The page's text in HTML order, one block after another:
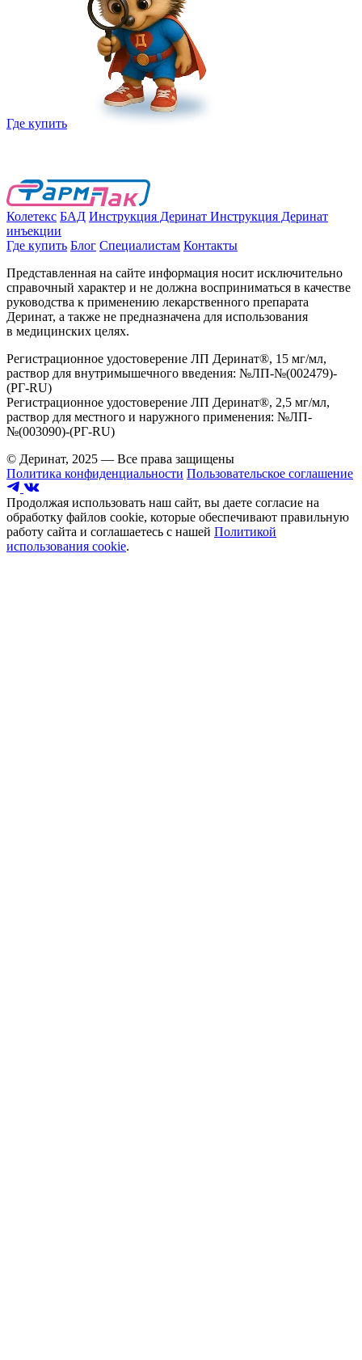
Где купить
Колетекс БАД Инструкция Деринат Инструкция Деринат
инъекции
Где купить Блог Специалистам Контакты
Представленная на сайте информация носит исключительно
справочный характер и не должна восприниматься в качестве
руководства к применению лекарственного препарата
Деринат, а также не предназначена для использования
в медицинских целях.
Регистрационное удостоверение ЛП Деринат®, 15 мг/мл,
раствор для внутримышечного введения: №ЛП-№(002479)-
(РГ-RU)
Регистрационное удостоверение ЛП Деринат®, 2,5 мг/мл,
раствор для местного и наружного применения: №ЛП-
№(003090)-(РГ-RU)
© Деринат, 2025 — Все права защищены
Политика конфиденциальности Пользовательское соглашение
Продолжая использовать наш сайт, вы даете согласие на
обработку файлов cookie, которые обеспечивают правильную
работу сайта и соглашаетесь с нашей Политикой
использования cookie.